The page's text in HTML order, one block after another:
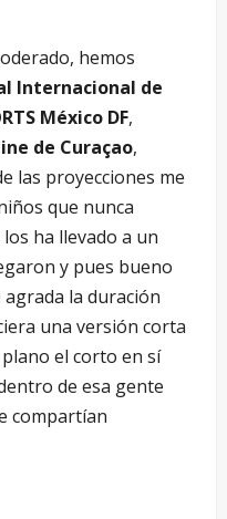
hemos
Internacional de
México DF,
de Curaçao,
las proyecciones me
que nunca
ha llevado a un
y pues bueno
la duración
una versión corta
el corto en sí
de esa gente
compartían